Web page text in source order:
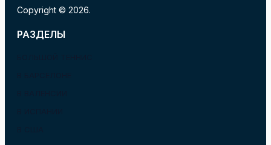
Copyright © 2026.
РАЗДЕЛЫ